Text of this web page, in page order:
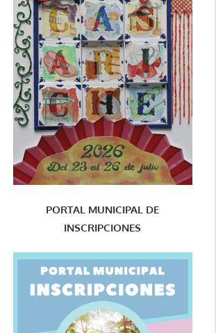
PORTAL MUNICIPAL DE
INSCRIPCIONES